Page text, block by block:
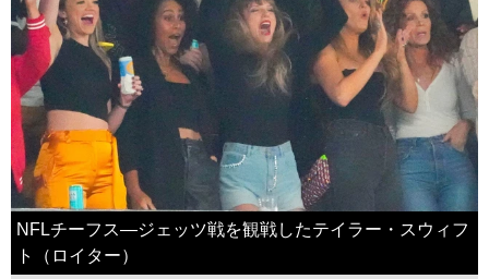
NFLチーフス―ジェッツ戦を観戦したテイラー・スウィフ
ト（ロイター）